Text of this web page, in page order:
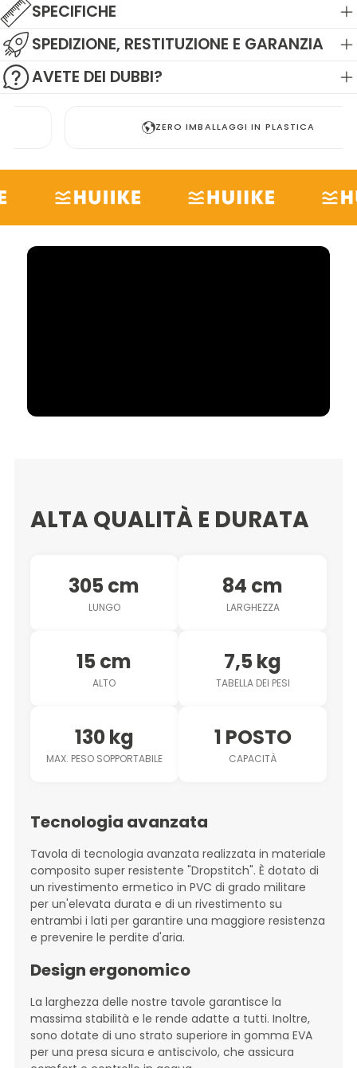
SPECIFICHE
SPEDIZIONE, RESTITUZIONE E GARANZIA
AVETE DEI DUBBI?
ZERO IMBALLAGGI IN PLASTICA
ALTA QUALITÀ E DURATA
305 cm
LUNGO
84 cm
LARGHEZZA
15 cm
ALTO
7,5 kg
TABELLA DEI PESI
130 kg
MAX. PESO SOPPORTABILE
1 POSTO
CAPACITÀ
Tecnologia avanzata
Tavola di tecnologia avanzata realizzata in materiale
composito super resistente "Dropstitch". È dotato di
un rivestimento ermetico in PVC di grado militare
per un'elevata durata e di un rivestimento su
entrambi i lati per garantire una maggiore resistenza
e prevenire le perdite d'aria.
Design ergonomico
La larghezza delle nostre tavole garantisce la
massima stabilità e le rende adatte a tutti. Inoltre,
sono dotate di uno strato superiore in gomma EVA
per una presa sicura e antiscivolo, che assicura